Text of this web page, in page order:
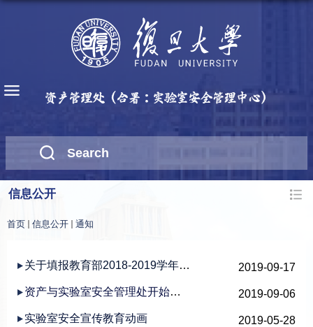
信息公开
首页 信息公开 通知
关于填报教育部2018-2019学年度实验室和大型仪器设备数据的通知 2019-09-17
资产与实验室安全管理处开始招募研究生助管 2019-09-06
实验室安全宣传教育动画 2019-05-28